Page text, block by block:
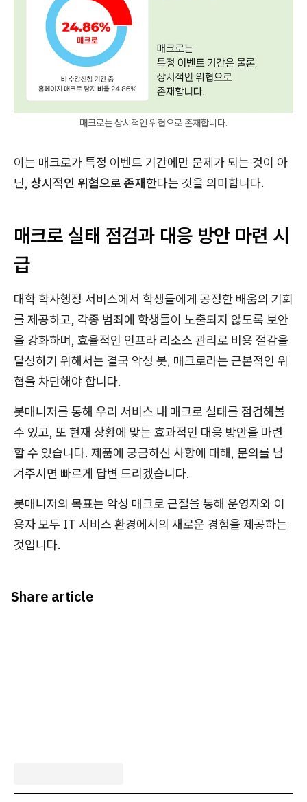
매크로는 상시적인 위협으로 존재합니다.
이는 매크로가 특정 이벤트 기간에만 문제가 되는 것이 아
닌, 상시적인 위협으로 존재한다는 것을 의미합니다.
매크로 실태 점검과 대응 방안 마련 시
급
대학 학사행정 서비스에서 학생들에게 공정한 배움의 기회
를 제공하고, 각종 범죄에 학생들이 노출되지 않도록 보안
을 강화하며, 효율적인 인프라 리소스 관리로 비용 절감을
달성하기 위해서는 결국 악성 봇, 매크로라는 근본적인 위
협을 차단해야 합니다.
봇매니저를 통해 우리 서비스 내 매크로 실태를 점검해볼
수 있고, 또 현재 상황에 맞는 효과적인 대응 방안을 마련
할 수 있습니다. 제품에 궁금하신 사항에 대해, 문의를 남
겨주시면 빠르게 답변 드리겠습니다.
봇매니저의 목표는 악성 매크로 근절을 통해 운영자와 이
용자 모두 IT 서비스 환경에서의 새로운 경험을 제공하는
것입니다.
Share article